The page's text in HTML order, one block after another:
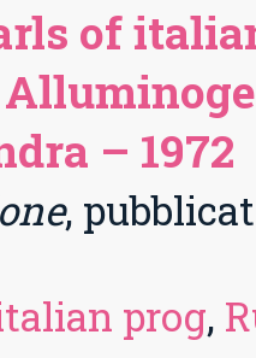
of
– 1972
,
prog,